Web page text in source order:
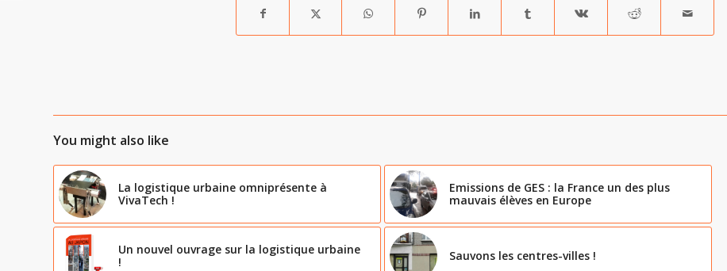
You might also like
La logistique urbaine omniprésente à
VivaTech !
Emissions de GES : la France un des plus
mauvais élèves en Europe
Un nouvel ouvrage sur la logistique urbaine
!
Sauvons les centres-villes !